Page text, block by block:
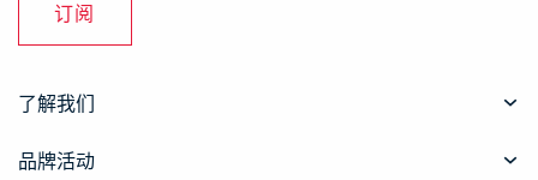
订阅
了解我们
品牌活动